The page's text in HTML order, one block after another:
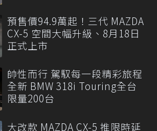
預售價94.9萬起！三代 MAZDA
CX-5 空間大幅升級、8月18日
正式上市
帥性而行 駕馭每一段精彩旅程
全新 BMW 318i Touring全台
限量200台
大改款 MAZDA CX-5 推限時延